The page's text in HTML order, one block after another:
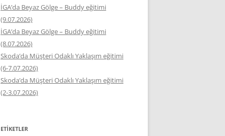
İGA’da Beyaz Gölge – Buddy eğitimi
(9.07.2026)
İGA’da Beyaz Gölge – Buddy eğitimi
(8.07.2026)
Skoda’da Müşteri Odaklı Yaklaşım eğitimi
(6-7.07.2026)
Skoda’da Müşteri Odaklı Yaklaşım eğitimi
(2-3.07.2026)
ETIKETLER